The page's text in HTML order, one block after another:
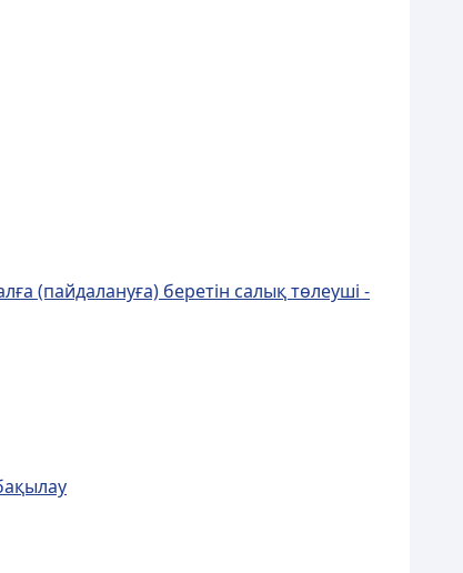
(пайдалануға) беретiн салық төлеушi -